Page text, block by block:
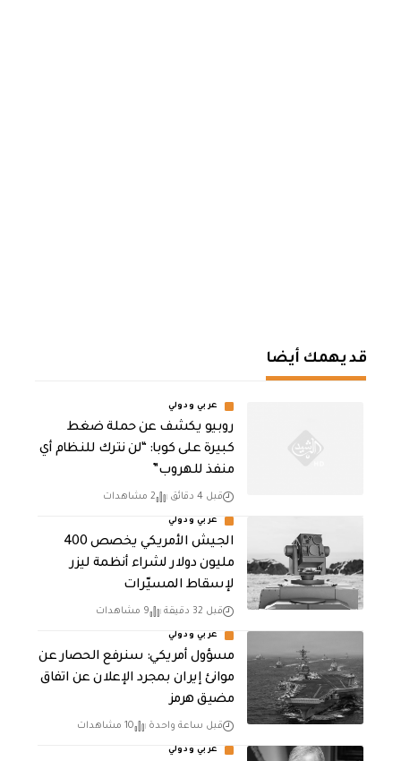
قد يهمك أيضا
عربي ودولي
روبيو يكشف عن حملة ضغط
كبيرة على كوبا: “لن نترك للنظام أي
منفذ للهروب”
قبل 4 دقائق 2 مشاهدات
عربي ودولي
الجيش الأمريكي يخصص 400
مليون دولار لشراء أنظمة ليزر
لإسقاط المسيّرات
قبل 32 دقيقة 9 مشاهدات
عربي ودولي
مسؤول أمريكي: سنرفع الحصار عن
موانئ إيران بمجرد الإعلان عن اتفاق
مضيق هرمز
قبل ساعة واحدة 10 مشاهدات
عربي ودولي